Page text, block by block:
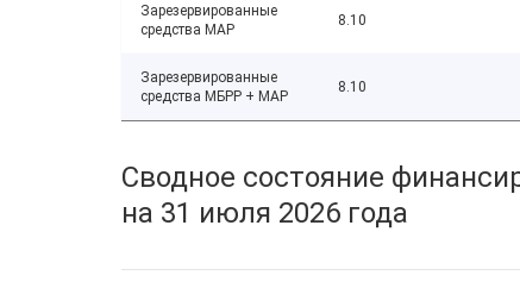
Зарезервированные
средства МАР
8.10
Зарезервированные
средства МБРР + МАР
8.10
Сводное состояние
на 31 июля 2026 года